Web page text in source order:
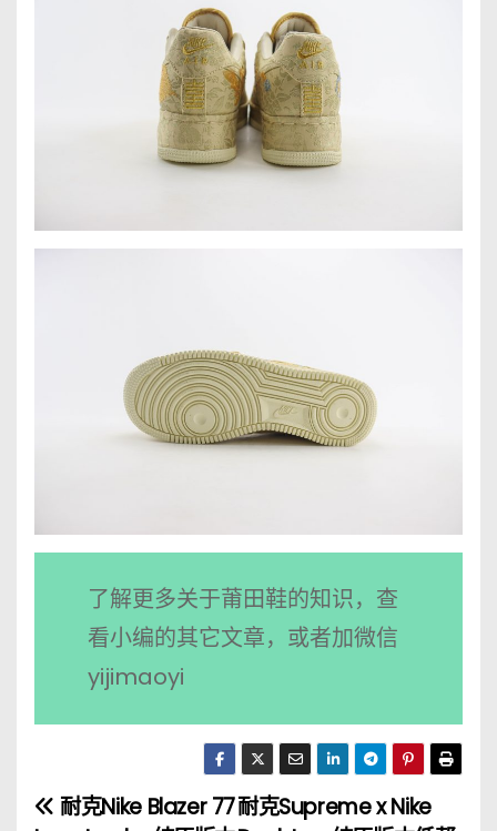
了解更多关于莆田鞋的知识，查
看小编的其它文章，或者加微信
yijimaoyi
文
耐克Supreme x Nike
耐克Nike Blazer 77